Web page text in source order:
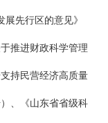
先行区的意见》
推进财政科学管理
持民营经济高质量
、《山东省省级科